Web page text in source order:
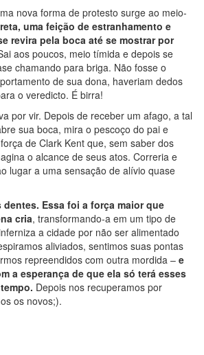
nova forma de protesto surge ao meio-
uma feição de estranhamento e
revira pela boca até se mostrar por
aos poucos, meio tímida e depois se
chamando para briga. Não fosse o
de sua dona, haveriam dedos
o veredicto. É birra!
por vir. Depois de receber um afago, a tal
sua boca, mira o pescoço do pai e
de Clark Kent que, sem saber dos
o alcance de seus atos. Correria e
lugar a uma sensação de alívio quase
dentes. Essa foi a força maior que
cria, transformando-a em um tipo de
a cidade por não ser alimentado
aliviados, sentimos suas pontas
repreendidos com outra mordida – e
a esperança de que ela só terá esses
Depois nos recuperamos por
os novos;).